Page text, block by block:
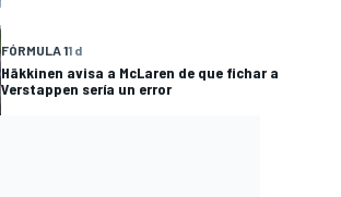
FÓRMULA 11 d
Häkkinen avisa a McLaren de que fichar a
Verstappen sería un error